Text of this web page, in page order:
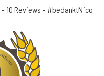
- 10 Reviews - #bedanktNico